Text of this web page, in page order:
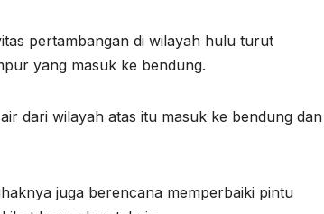
pertambangan di wilayah hulu turut
yang masuk ke bendung.
dari wilayah atas itu masuk ke bendung dan
juga berencana memperbaiki pintu